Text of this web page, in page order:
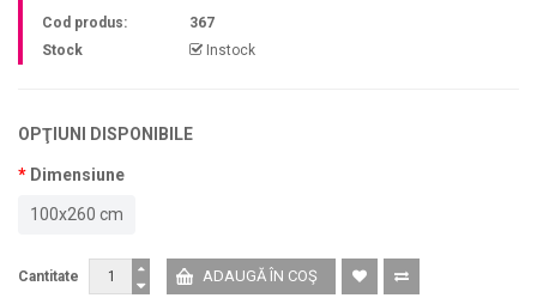
Cod produs:
367
Stock
Instock
OPŢIUNI DISPONIBILE
Dimensiune
100x260 cm
Cantitate